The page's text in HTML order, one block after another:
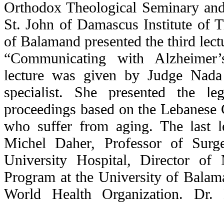
Orthodox Theological Seminary
St. John of Damascus Institute of
of Balamand presented the third
“Communicating with
lecture was given by Judge
specialist. She presented the
proceedings based on the
who suffer from aging. The last
Michel Daher, Professor of
University Hospital, Director of
Program at the University of
World Health Organization. Dr.